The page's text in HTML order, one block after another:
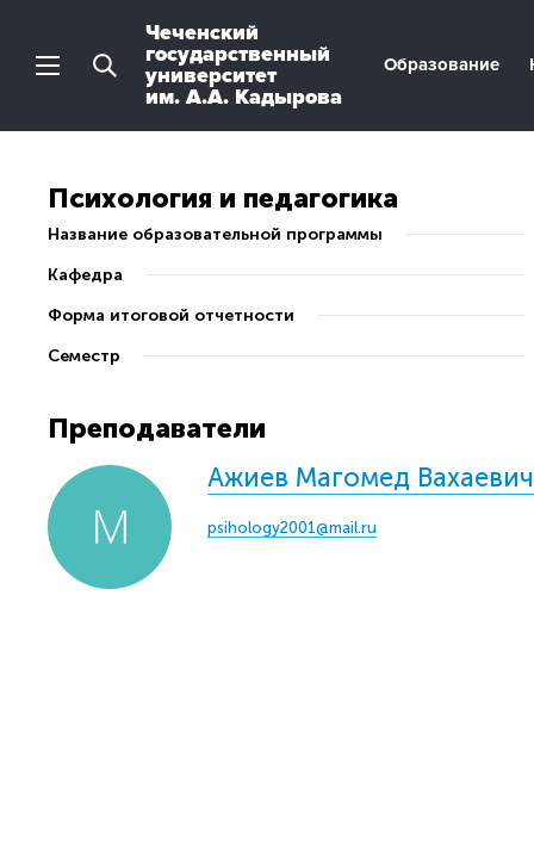
Чеченский
государственный
университет
им. А.А. Кадырова
Образование
Психология и педагогика
Название образовательной программы
Кафедра
Форма итоговой отчетности
Семестр
Преподаватели
Ажиев Магомед Вахаевич
psihology2001@mail.ru